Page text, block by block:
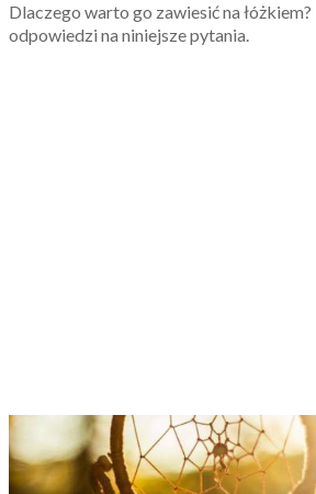
Dlaczego warto go zawiesić na
odpowiedzi na niniejsze pytania.